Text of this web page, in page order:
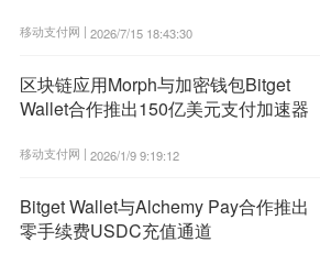
移动支付网 | 2026/7/15 18:43:30
区块链应用Morph与加密钱包Bitget
Wallet合作推出150亿美元支付加速器
移动支付网 | 2026/1/9 9:19:12
Bitget Wallet与Alchemy Pay合作推出
零手续费USDC充值通道